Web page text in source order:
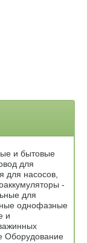
и бытовые
для
для насосов,
-
для
однофазные
и
Оборудование